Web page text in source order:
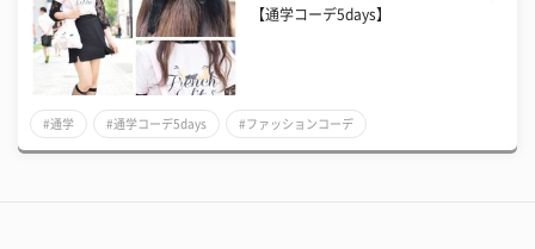
【通学コーデ5days】
#通学 #通学コーデ5days #ファッションコーデ